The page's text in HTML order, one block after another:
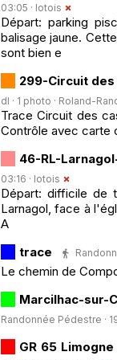
03:05 · lotois
Départ: parking
balisage jaune.
sont bien e
299-Circuit
dl · 1 photo · Roland-
Trace Circuit des
Contrôle avec carte
46-RL-
03:16 · lotois
Départ: difficile de
Larnagol, face à
A
trace
Le chemin de
Marcilhac-sur-
Randonnée Pédestre ·
GR 65